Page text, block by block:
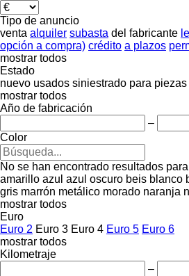
Tipo de anuncio
venta alquiler subasta del fabricante
opción a compra) crédito a plazos
mostrar todos
Estado
nuevo usados siniestrado para piezas
mostrar todos
Año de fabricación
–
Color
No se han encontrado resultados
amarillo azul azul oscuro beis blanco
gris marrón metálico morado naranja
mostrar todos
Euro
Euro 2 Euro 3 Euro 4 Euro 5 Euro 6
mostrar todos
Kilometraje
–